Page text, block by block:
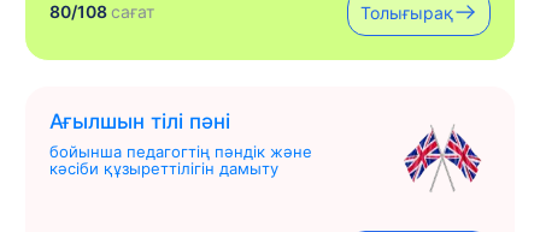
80/108сағат Толығырақ
Ағылшын тілі пәні
бойынша педагогтің пәндік және
кәсіби құзыреттілігін дамыту